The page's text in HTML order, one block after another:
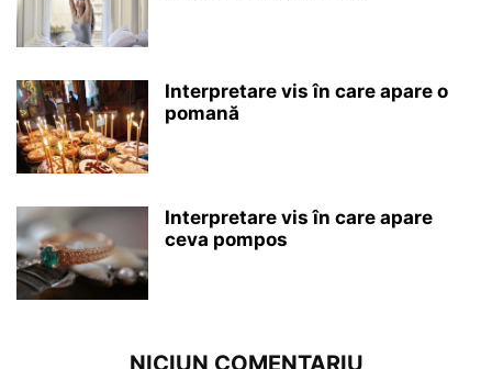
Interpretare vis în care apare o
pomană
Interpretare vis în care apare
ceva pompos